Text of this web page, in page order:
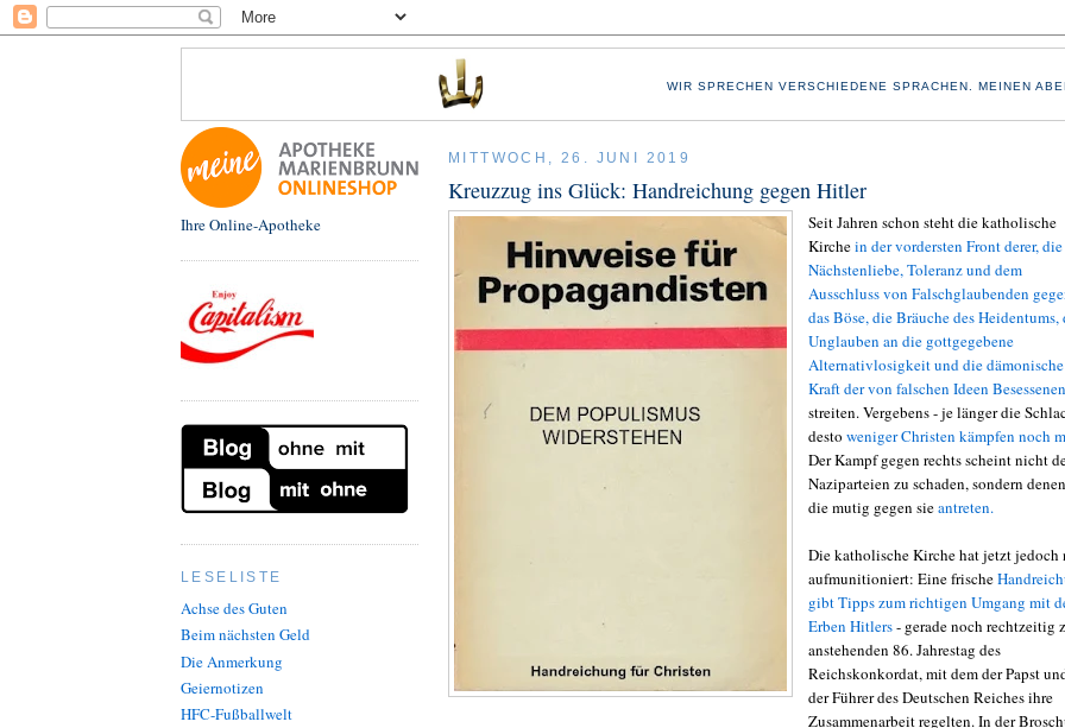
WIR SPRECHEN VERSCHIEDENE SPRACHEN. MEINEN
Ihre Online-Apotheke
LESELISTE
Achse des Guten
Beim nächsten Geld
Die Anmerkung
Geiernotizen
HFC-Fußballwelt
MITTWOCH, 26. JUNI 2019
Kreuzzug ins Glück: Handreichung gegen Hitler
Seit Jahren schon steht die katholische
Kirchein der vordersten Front derer,
Nächstenliebe, Toleranz und dem
Ausschluss von Falschglaubenden
das Böse, die Bräuche des Heidentums,
Unglauben an die gottgegebene
Alternativlosigkeit und die dämonische
Kraft der von falschen Ideen Besessenen
streiten. Vergebens - je länger die
desto weniger Christen kämpfen noch
Der Kampf gegen rechts scheint nicht
Naziparteien zu schaden, sondern
die mutig gegen sieantreten.
Die katholische Kirche hat jetzt jedoch
aufmunitioniert: Eine frische
gibt Tipps zum richtigen Umgang mit
Erben Hitlers- gerade noch rechtzeitig
anstehenden 86. Jahrestag des
Reichskonkordat, mit dem der Papst
der Führer des Deutschen Reiches ihre
Zusammenarbeit regelten. In der